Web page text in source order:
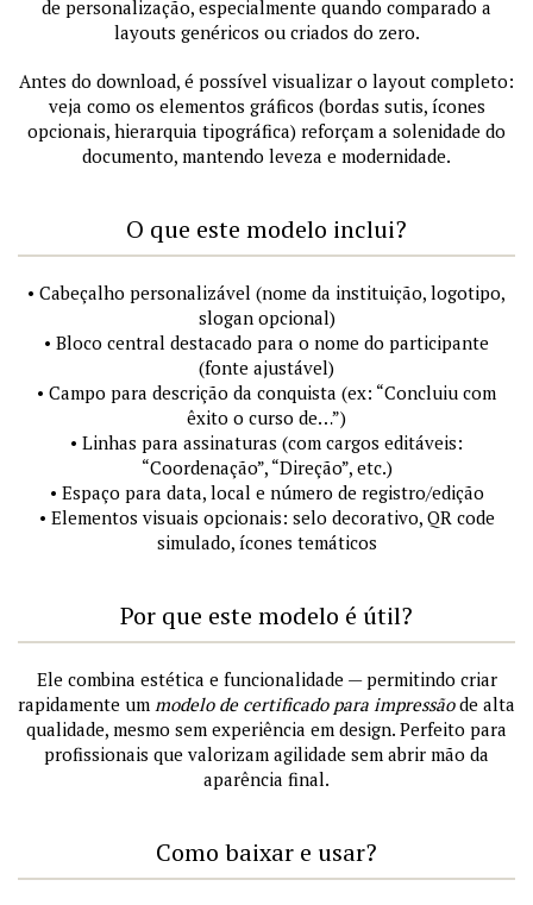
de personalização, especialmente quando comparado a
layouts genéricos ou criados do zero.
Antes do download, é possível visualizar o layout completo:
veja como os elementos gráficos (bordas sutis, ícones
opcionais, hierarquia tipográfica) reforçam a solenidade do
documento, mantendo leveza e modernidade.
O que este modelo inclui?
• Cabeçalho personalizável (nome da instituição, logotipo,
slogan opcional)
• Bloco central destacado para o nome do participante
(fonte ajustável)
• Campo para descrição da conquista (ex: “Concluiu com
êxito o curso de…”)
• Linhas para assinaturas (com cargos editáveis:
“Coordenação”, “Direção”, etc.)
• Espaço para data, local e número de registro/edição
• Elementos visuais opcionais: selo decorativo, QR code
simulado, ícones temáticos
Por que este modelo é útil?
Ele combina estética e funcionalidade — permitindo criar
rapidamente um modelo de certificado para impressãode alta
qualidade, mesmo sem experiência em design. Perfeito para
profissionais que valorizam agilidade sem abrir mão da
aparência final.
Como baixar e usar?